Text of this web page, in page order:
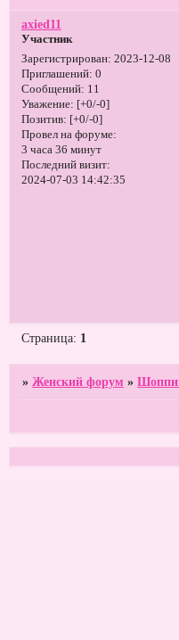
axied11
Участник
Зарегистрирован: 2023-12-08
Приглашений: 0
Сообщений: 11
Уважение: [+0/-0]
Позитив: [+0/-0]
Провел на форуме:
3 часа 36 минут
Последний визит:
2024-07-03 14:42:35
Страница: 1
»Женский форум »